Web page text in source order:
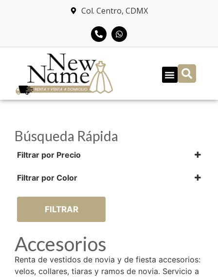
Col. Centro, CDMX
Accesorios
Renta de vestidos de novia y de fiesta accesorios:
velos, collares, tiaras y ramos de novia. Servicio a
Búsqueda Rápida
Filtrar por Precio
$2,001.00-$
3,001.00
$4,001.00-$5,000.00
Filtrar por Color
FILTRAR